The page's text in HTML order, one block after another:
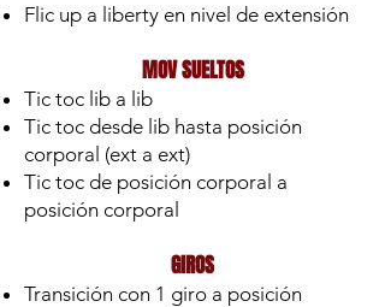
Flic up a liberty en nivel de extensión
MOV SUELTOS
Tic toc lib a lib
Tic toc desde lib hasta posición
corporal (ext a ext)
Tic toc de posición corporal a
posición corporal
GIROS
Transición con 1 giro a posición